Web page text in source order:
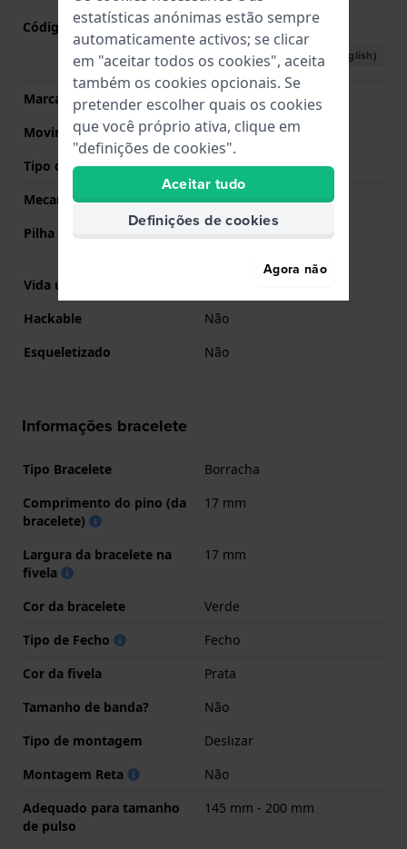
Código do movimento nº 1063 Ver especificações
Descarregar o manual (English)
Marca de movimento
Ronda
Movimento suíço
Não
Tipo de Mostrador
Analógico
Mecanismo
Quartzo
Pilha
Pilha Renata R321 321 /
Vida útil da pilha
Hackable
Não
Esqueletizado
Não
Informações bracelete
Tipo Bracelete
Borracha
Comprimento do pino (da
bracelete)
17 mm
Largura da bracelete na
fivela
17 mm
Cor da bracelete
Verde
Tipo de Fecho
Fecho
Cor da fivela
Prata
Tamanho de banda?
Não
Tipo de montagem
Deslizar
Montagem Reta
Não
Adequado para tamanho
de pulso
145 mm - 200 mm
estatísticas anónimas estão sempre
automaticamente activos; se clicar
em "aceitar todos os cookies", aceita
também os cookies opcionais. Se
pretender escolher quais os cookies
que você próprio ativa, clique em
"definições de cookies".
Aceitar tudo
Definições de cookies
Agora não